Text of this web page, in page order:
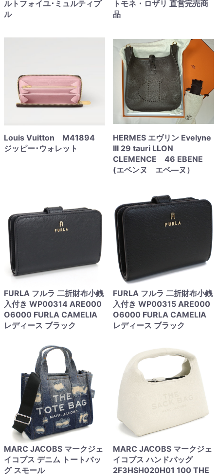
ルトフォイユ･ミュルティプ
ル
トモネ・ロザリ 直営完売商
品
Louis Vuitton M41894
ジッピー･ウォレット
HERMES エヴリン Evelyne
III 29 tauri LLON
CLEMENCE 46 EBENE
(エベンヌ エベ―ヌ）
FURLA フルラ 二折財布小銭
入付き WP00314 ARE000
O6000 FURLA CAMELIA
レディース ブラック
FURLA フルラ 二折財布小銭
入付き WP00315 ARE000
O6000 FURLA CAMELIA
レディース ブラック
MARC JACOBS マークジェ
イコブス デニム トートバッ
グ スモール
MARC JACOBS マークジェ
イコブス ハンドバッグ
2F3HSH020H01 100 THE